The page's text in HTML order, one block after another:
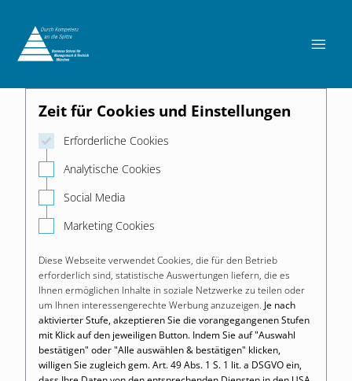

Zeit für Cookies und Einstellungen
Erforderliche Cookies
Analytische Cookies
Social Media
Marketing Cookies
Diese Webseite verwendet Cookies, die für den Betrieb
erforderlich sind, statistische Auswertungen liefern, die es
Ihnen ermöglichen Inhalte in soziale Netzwerke zu teilen oder
um Ihnen interessengerechte Werbung anzuzeigen. Je nach
aktivierter Stufe, akzeptieren Sie die vorangegangenen Stufen
mit Klick auf den jeweiligen Button. Indem Sie auf "Auswahl
bestätigen" oder "Alle auswählen & bestätigen" klicken,
willigen Sie zugleich gem. Art. 49 Abs. 1 S. 1 lit. a DSGVO ein,